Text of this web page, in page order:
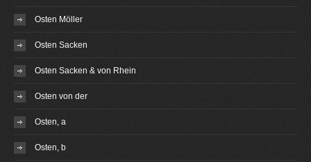
Osten Möller
Osten Sacken
Osten Sacken & von Rhein
Osten von der
Osten, a
Osten, b